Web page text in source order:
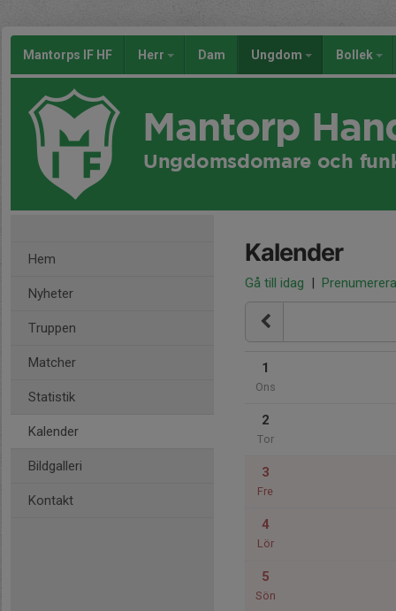
Mantorps IF HF Herr Dam Ungdom Bollek
Mantorp
Ungdomsdomare och
Hem
Nyheter
Truppen
Matcher
Statistik
Kalender
Bildgalleri
Kontakt
Kalender
Gå till idag | Prenumerera
1
Ons
2
Tor
3
Fre
4
Lör
5
Sön